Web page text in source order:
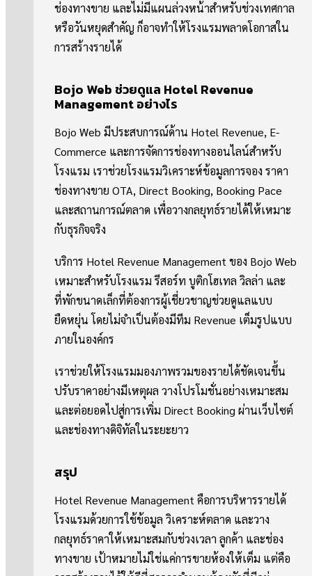
ช่องทางขาย และไม่มีแผนล่วงหน้าสำหรับช่วงเทศกาล
หรือวันหยุดสำคัญ ก็อาจทำให้โรงแรมพลาดโอกาสใน
การสร้างรายได้
Bojo Web ช่วยดูแล Hotel Revenue
Management อย่างไร
Bojo Web มีประสบการณ์ด้าน Hotel Revenue, E-
Commerce และการจัดการช่องทางออนไลน์สำหรับ
โรงแรม เราช่วยโรงแรมวิเคราะห์ข้อมูลการจอง ราคา
ช่องทางขาย OTA, Direct Booking, Booking Pace
และสถานการณ์ตลาด เพื่อวางกลยุทธ์รายได้ให้เหมาะ
กับธุรกิจจริง
บริการ Hotel Revenue Management ของ Bojo Web
เหมาะสำหรับโรงแรม รีสอร์ท บูติกโฮเทล วิลล่า และ
ที่พักขนาดเล็กที่ต้องการผู้เชี่ยวชาญช่วยดูแลแบบ
ยืดหยุ่น โดยไม่จำเป็นต้องมีทีม Revenue เต็มรูปแบบ
ภายในองค์กร
เราช่วยให้โรงแรมมองภาพรวมของรายได้ชัดเจนขึ้น
ปรับราคาอย่างมีเหตุผล วางโปรโมชั่นอย่างเหมาะสม
และต่อยอดไปสู่การเพิ่ม Direct Booking ผ่านเว็บไซต์
และช่องทางดิจิทัลในระยะยาว
สรุป
Hotel Revenue Management คือการบริหารรายได้
โรงแรมด้วยการใช้ข้อมูล วิเคราะห์ตลาด และวาง
กลยุทธ์ราคาให้เหมาะสมกับช่วงเวลา ลูกค้า และช่อง
ทางขาย เป้าหมายไม่ใช่แค่การขายห้องให้เต็ม แต่คือ